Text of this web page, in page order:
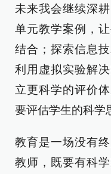
未来我会继续深
单元教学案例，
结合；探索信息
利用虚拟实验解
立更科学的评价
要评估学生的科学
教育是一场没有
教师，既要有科